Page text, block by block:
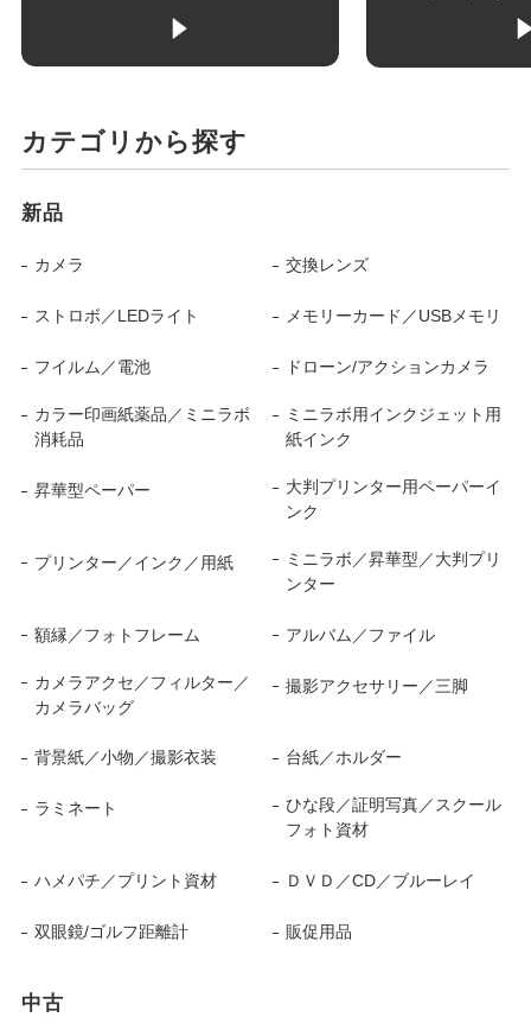
カテゴリから探す
新品
カメラ 交換レンズ
ストロボ／LEDライト メモリーカード／USBメモリ
フイルム／電池 ドローン/アクションカメラ
カラー印画紙薬品／ミニラボ
消耗品
ミニラボ用インクジェット用
紙インク
昇華型ペーパー
大判プリンター用ペーパーイ
ンク
プリンター／インク／用紙
ミニラボ／昇華型／大判プリ
ンター
額縁／フォトフレーム アルバム／ファイル
カメラアクセ／フィルター／
カメラバッグ
撮影アクセサリー／三脚
背景紙／小物／撮影衣装 台紙／ホルダー
ラミネート
ひな段／証明写真／スクール
フォト資材
ハメパチ／プリント資材 ＤＶＤ／CD／ブルーレイ
双眼鏡/ゴルフ距離計 販促用品
中古